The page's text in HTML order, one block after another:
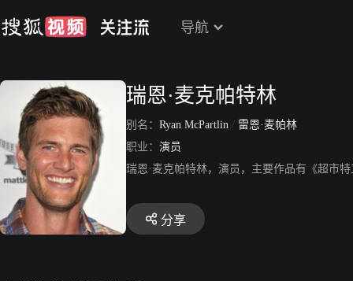
导航
瑞恩·麦克帕特林
别名： Ryan McPartlin / 雷恩·麦帕林
职业： 演员
瑞恩·麦克帕特林，演员，主要作品有《超市
分享